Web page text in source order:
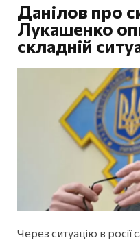
Данілов про
Лукашенко
складній
Через ситуацію в